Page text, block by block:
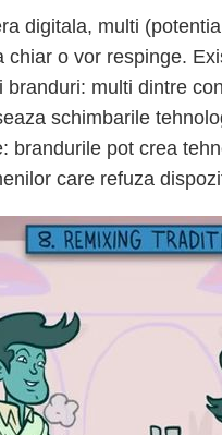
digitala, multi
chiar o vor respinge.
branduri: multi dintre
schimbarile
brandurile pot crea
care refuza